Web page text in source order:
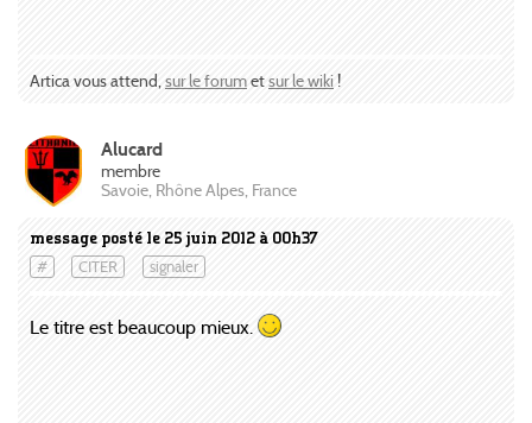
Artica vous attend, sur le forumetsur le wiki!
message posté le 25 juin 2012 à 00h37
# CITER signaler
Alucard
membre
Savoie, Rhône Alpes, France
Le titre est beaucoup mieux.